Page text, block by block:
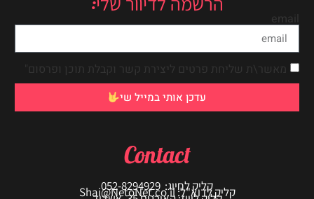
email
מאשר\ת שליחת פרטים ליצירת קשר וקבלת תוכן ופרסום"
עדכן אותי במייל שי
Contact
קליק לחיוג: 052-8294929
קליק לדוא"ל: Shai@NetoNet.co.il